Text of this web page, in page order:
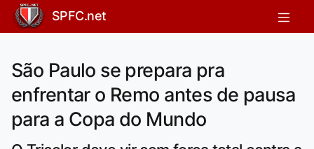
SPFC.net
São Paulo se prepara pra
enfrentar o Remo antes de pausa
para a Copa do Mundo